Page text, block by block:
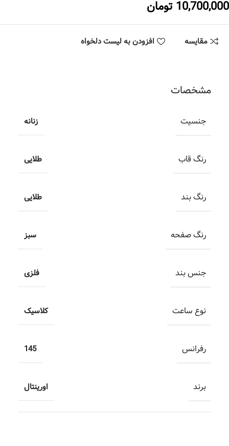
10,700,000 تومان
مقایسه افزودن به لیست دلخواه
مشخصات
جنسیت زنانه
رنگ قاب طلایی
رنگ بند طلایی
رنگ صفحه سبز
جنس بند فلزی
نوع ساعت کلاسیک
رفرانس 145
برند اورینتال